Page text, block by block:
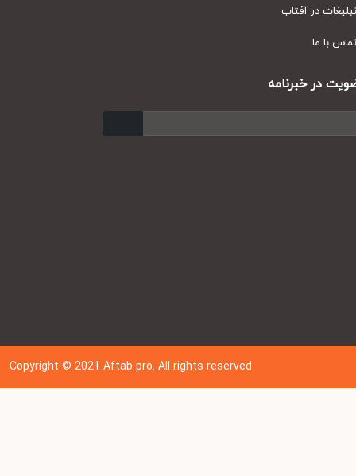
در آفتاب
با ما
در خبرنامه
Copyright © 202 1Aftab pro. All rights reserved.